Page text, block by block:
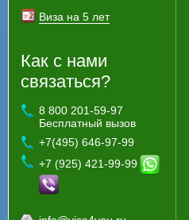
Виза на 5 лет
Как с нами
связаться?
8 800 201-59-97
Бесплатный вызов
+7(495) 646-97-99
+7 (925) 421-99-99